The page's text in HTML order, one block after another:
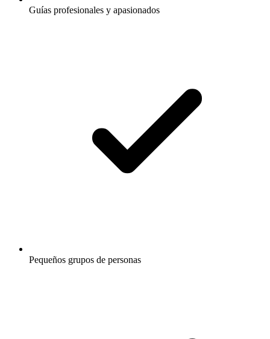
Guías profesionales y apasionados
Pequeños grupos de personas